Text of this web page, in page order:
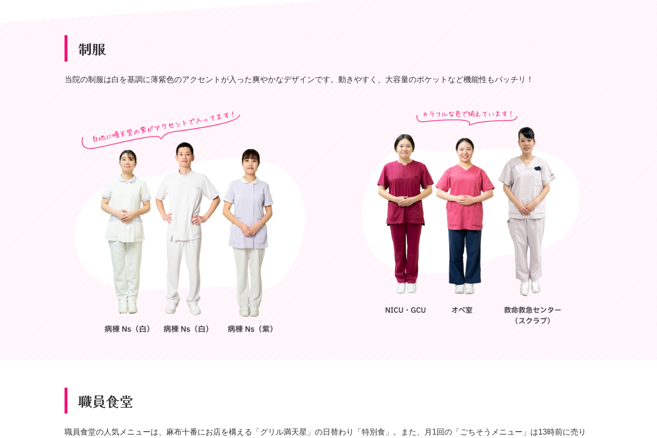
制服
当院の制服は白を基調に薄紫色のアクセントが入った爽やかなデザインです。動きやすく、大容量のポケットなど機能性もバッチリ！
職員食堂
職員食堂の人気メニューは、麻布十番にお店を構える「グリル満天星」の日替わり「特別食」。また、月1回の「ごちそうメニュー」は13時前に売り